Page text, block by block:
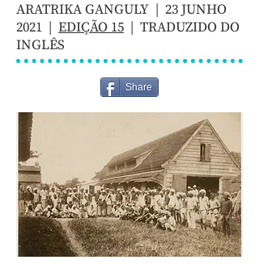
ARATRIKA GANGULY | 23 JUNHO
2021 | EDIÇÃO 15 | TRADUZIDO DO
INGLÊS
Share